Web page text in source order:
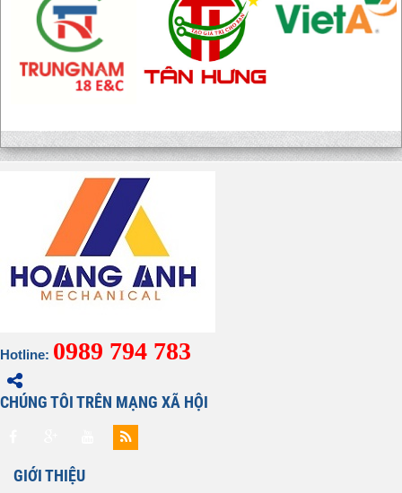
Hotline: 0989 794 783
CHÚNG TÔI TRÊN MẠNG XÃ HỘI
GIỚI THIỆU